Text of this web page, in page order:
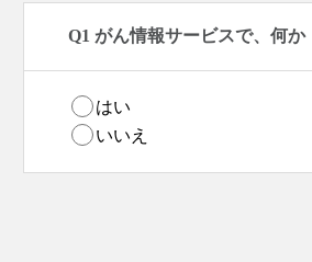
Q1 がん情報サービスで、何
はい
いいえ